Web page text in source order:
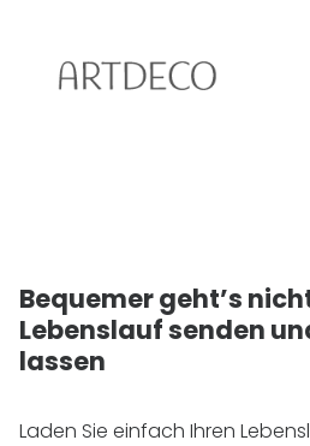
Bequemer geht’s
Lebenslauf senden
lassen
Laden Sie einfach Ihren